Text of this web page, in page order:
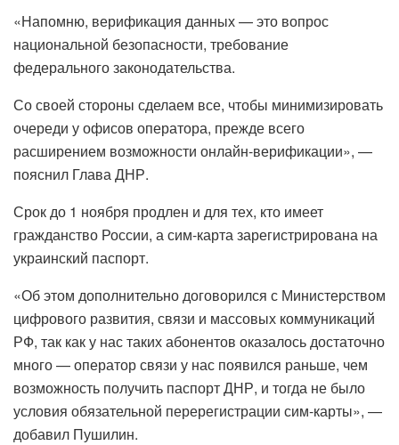
«Напомню, верификация данных — это вопрос
национальной безопасности, требование
федерального законодательства.
Со своей стороны сделаем все, чтобы минимизировать
очереди у офисов оператора, прежде всего
расширением возможности онлайн-верификации», —
пояснил Глава ДНР.
Срок до 1 ноября продлен и для тех, кто имеет
гражданство России, а сим-карта зарегистрирована на
украинский паспорт.
«Об этом дополнительно договорился с Министерством
цифрового развития, связи и массовых коммуникаций
РФ, так как у нас таких абонентов оказалось достаточно
много — оператор связи у нас появился раньше, чем
возможность получить паспорт ДНР, и тогда не было
условия обязательной перерегистрации сим-карты», —
добавил Пушилин.